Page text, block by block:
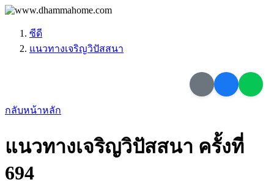
ซีดี
แนวทางเจริญวิปัสสนา
กลับหน้าหลัก
แนวทางเจริญวิปัสสนา ครั้งที่
694